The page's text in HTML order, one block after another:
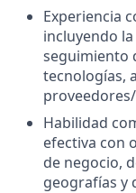
Experiencia
incluyendo
seguimiento
tecnologías,
Habilidad
efectiva con
de negocio,
geografías y